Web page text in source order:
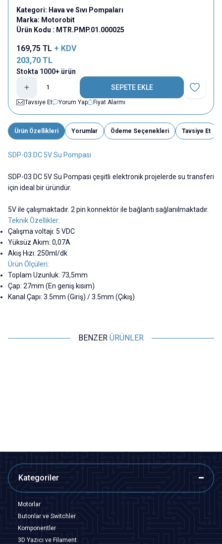
Kategori: Hava ve Sıvı Pompaları
Marka: Motorobit
Ürün Kodu : MTR.PMP.01.000025
169,75 TL + KDV
203,70 TL
Stokta 1000+ ürün
SEPETE EKLE
Favoriye
Tavsiye Et
Yorum Yap Fiyat Alarmı
Ürün Özellikleri Yorumlar Ödeme Seçenekleri Tavsiye Et
SDP-03 DC 5V Su Pompası
SDP-03 DC 5V Su Pompası çeşitli elektronik projelerde su transferi
için ideal bir üründür.
5V ile çalışmaktadır. 2 pin konnektör ile bağlantı sağlanılmaktadır.
Teknik Özellikler:
Çalışma voltajı: 5 VDC
Yüksüz Akım: 0,07A
Akış Hızı: 250ml/dk
Ürün Ölçüleri:
Toplam Uzunluk: 73,5mm
Çap: 27mm (En geniş kısım)
Kanal Çapı: 3.5mm (Giriş) / 3.5mm (Çıkış)
BENZER ÜRÜNLER
Kategoriler
Motorlar
Butonlar ve Switchler
Komponentler
3D Yazıcı ve Filament